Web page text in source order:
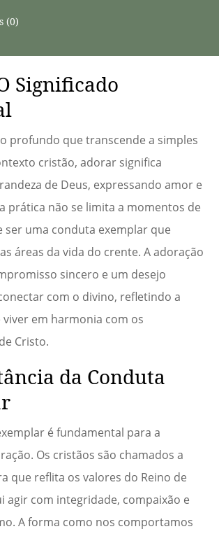
(0)
Significado
profundo que transcende a simples
cristão, adorar significa
de Deus, expressando amor e
prática não se limita a momentos de
ser uma conduta exemplar que
áreas da vida do crente. A adoração
sincero e um desejo
com o divino, refletindo a
em harmonia com os
Cristo.
da Conduta
é fundamental para a
Os cristãos são chamados a
que reflita os valores do Reino de
agir com integridade, compaixão e
A forma como nos comportamos